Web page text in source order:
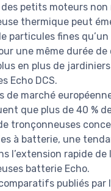
des petits moteurs
thermique peut
particules fines
une même durée de
en plus de
Echo DCS.
de marché
que plus de 40 %
tronçonneuses
à batterie, une
l’extension rapide de
batterie Echo.
publiés par